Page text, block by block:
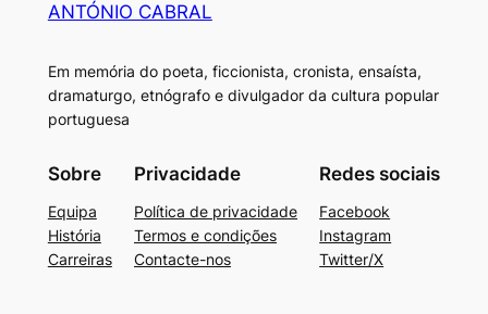
ANTÓNIO CABRAL
Em memória do poeta, ficcionista, cronista, ensaísta,
dramaturgo, etnógrafo e divulgador da cultura popular
portuguesa
Sobre
Equipa
História
Carreiras
Privacidade
Política de privacidade
Termos e condições
Contacte-nos
Redes sociais
Facebook
Instagram
Twitter/X